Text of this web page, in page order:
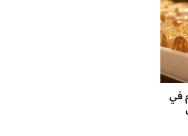
21 اليوم في